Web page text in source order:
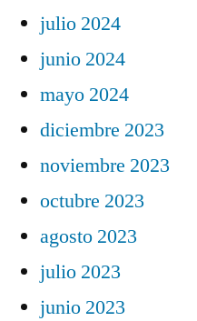
julio 2024
junio 2024
mayo 2024
diciembre 2023
noviembre 2023
octubre 2023
agosto 2023
julio 2023
junio 2023